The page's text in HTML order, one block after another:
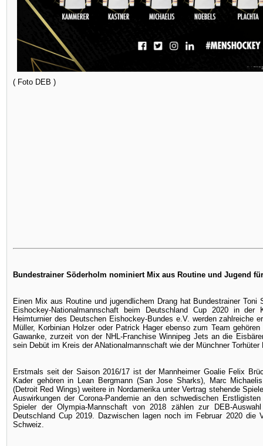
( Foto DEB )
Bundestrainer Söderholm nominiert Mix aus Routine und Jugend
Einen Mix aus Routine und jugendlichem Drang hat Bundestrainer
Eishockey-Nationalmannschaft beim Deutschland Cup 2020 in der
Heimturnier des Deutschen Eishockey-Bundes e.V. werden zahlreiche
Müller, Korbinian Holzer oder Patrick Hager ebenso zum Team
Gawanke, zurzeit von der NHL-Franchise Winnipeg Jets an die
sein Debüt im Kreis der ANationalmannschaft wie der Münchner Torhüter
Erstmals seit der Saison 2016/17 ist der Mannheimer Goalie Felix
Kader gehören in Lean Bergmann (San Jose Sharks), Marc
(Detroit Red Wings) weitere in Nordamerika unter Vertrag stehende
Auswirkungen der Corona-Pandemie an den schwedischen
Spieler der Olympia-Mannschaft von 2018 zählen zur DEB-
Deutschland Cup 2019. Dazwischen lagen noch im Februar 2020 die
Schweiz.